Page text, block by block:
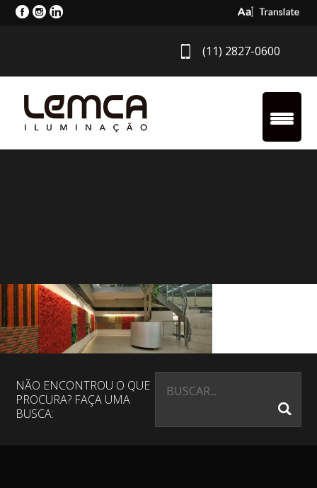
Select
(11) 2827-0600
NÃO ENCONTROU O QUE
PROCURA? FAÇA UMA
BUSCA: